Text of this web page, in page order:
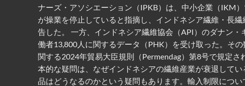
ナーズ・アソシエーション（IPKB）は、中小企業（IKM
が操業を停止していると指摘し、インドネシア繊維・長
告した。 一方、インドネシア繊維協会（API）のダナン
働者13,800人に関するデータ（PHK）を受け取った。そ
関する2024年貿易大臣規則（Permendag）第8号で規定
本的な疑問は、なぜインドネシアの繊維産業が衰退して
品はどうなるのかという疑問もあります。輸入制限につ